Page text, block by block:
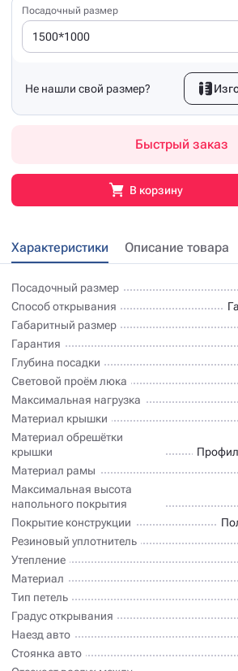
Посадочный размер
1500*1000
Не нашли свой размер?
Быстрый заказ
В корзину
Характеристики Описание товара
Посадочный размер
Способ открывания
Габаритный размер
Гарантия
Глубина посадки
Световой проём люка
Максимальная нагрузка
Материал крышки
Материал обрешётки
крышки
Материал рамы
Максимальная высота
напольного покрытия
Покрытие конструкции
Резиновый уплотнитель
Утепление
Материал
Тип петель
Градус открывания
Наезд авто
Стоянка авто